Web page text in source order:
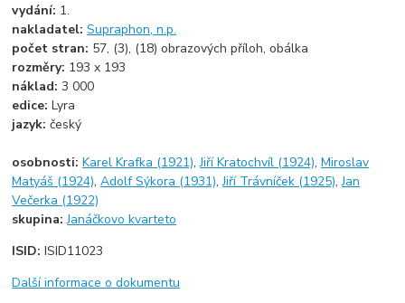
vydání: 1.
nakladatel:Supraphon, n.p.
počet stran: 57, (3), (18) obrazových příloh, obálka
rozměry: 193 x 193
náklad:3 000
edice:Lyra
jazyk:český
osobnosti:Karel Krafka (1921),Jiří Kratochvíl (1924),Miroslav
Matyáš (1924),Adolf Sýkora (1931),Jiří Trávníček (1925),Jan
Večerka (1922)
skupina:Janáčkovo kvarteto
ISID:ISID11023
Další informace o dokumentu